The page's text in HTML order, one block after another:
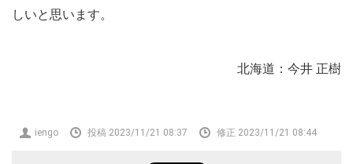
しいと思います。
北海道：今井 正樹
iengo 投稿 2023/11/21 08:37 修正 2023/11/21 08:44